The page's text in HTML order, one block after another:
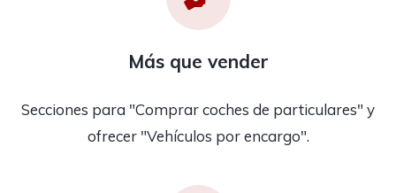
Más que vender
Secciones para "Comprar coches de particulares" y
ofrecer "Vehículos por encargo".